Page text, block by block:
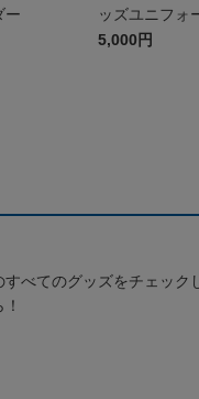
ー
ッズユニフォ
5,000円
べてのグッズをチェック